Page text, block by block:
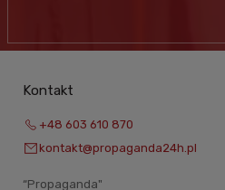
Kontakt
+48 603 610 870
kontakt@propaganda24h.pl
“Propaganda"